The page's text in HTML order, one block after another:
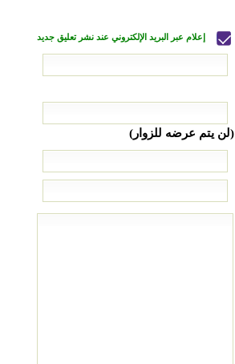
إعلام عبر البريد الإلكتروني عند نشر تعليق جديد
(لن يتم عرضه للزوار)